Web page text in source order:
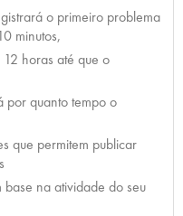
o primeiro problema
minutos,
horas até que o
por quanto tempo o
que permitem publicar
na atividade do seu